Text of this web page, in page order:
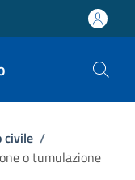
civile /
o tumulazione